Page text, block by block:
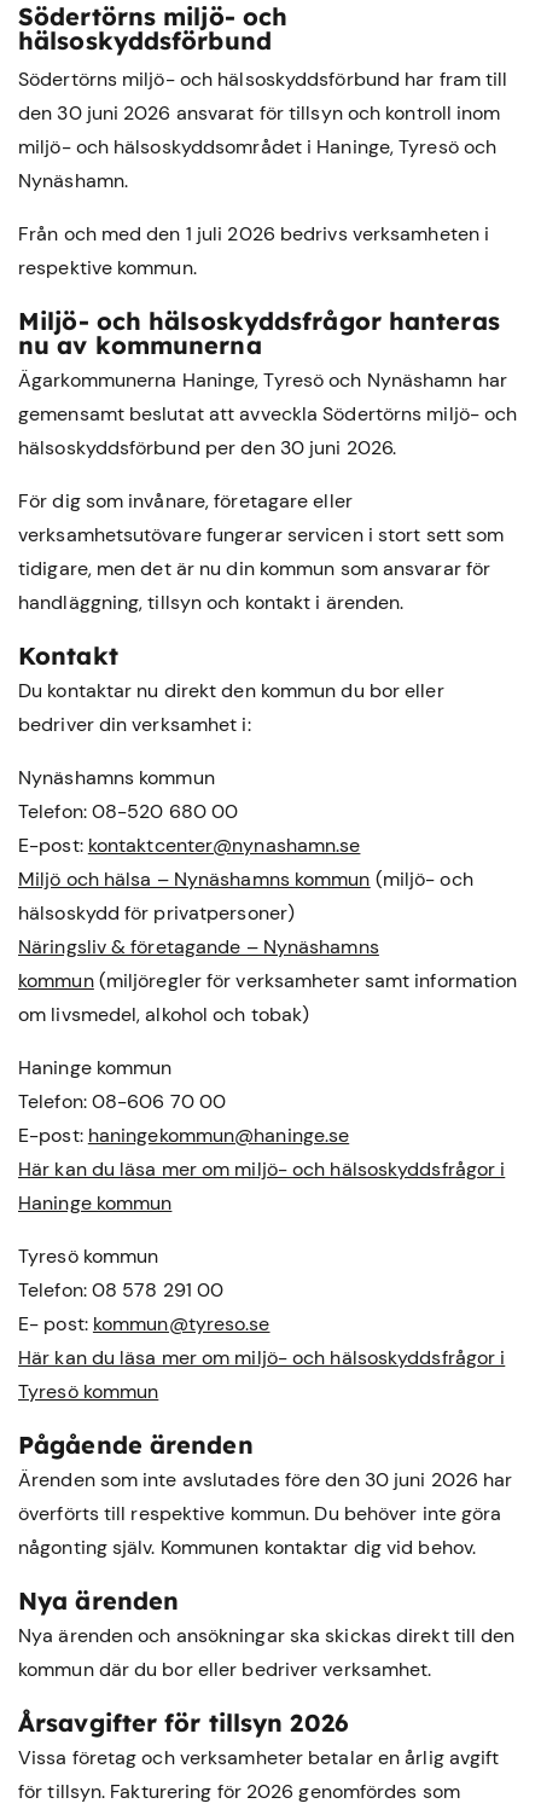
Södertörns miljö- och
hälsoskyddsförbund
Södertörns miljö- och hälsoskyddsförbund har fram till
den 30 juni 2026 ansvarat för tillsyn och kontroll inom
miljö- och hälsoskyddsområdet i Haninge,Tyresöoch
Nynäshamn.
Från och med den 1 juli 2026 bedrivs verksamheten i
respektive kommun.
Miljö- och hälsoskyddsfrågor hanteras
nu av kommunerna
Ägarkommunerna Haninge, Tyresö och Nynäshamn har
gemensamt beslutat att avveckla Södertörns miljö- och
hälsoskyddsförbund per den 30 juni 2026.
För dig som invånare, företagare eller
verksamhetsutövare fungerar servicen i stort sett som
tidigare, men det är nu din kommun som ansvarar för
handläggning, tillsyn och kontakt i ärenden.
Kontakt
Du kontaktar nu direkt den kommun du bor eller
bedriver din verksamhet i:
Nynäshamns kommun
Telefon: 08-520 680 00
E-post: kontaktcenter@nynashamn.se
Miljö och hälsa – Nynäshamns kommun (miljö- och
hälsoskydd för privatpersoner)
Näringsliv & företagande – Nynäshamns
kommun(miljöregler för verksamheter samt information
om livsmedel, alkohol och tobak)
Haninge kommun
Telefon: 08-606 70 00
E-post: haningekommun@haninge.se
Här kan du läsa mer om miljö- och hälsoskyddsfrågor i
Haninge kommun
Tyresö kommun
Telefon: 08 578 291 00
E- post: kommun@tyreso.se
Här kan du läsa mer om miljö- och hälsoskyddsfrågor i
Tyresö kommun
Pågående ärenden
Ärenden som inte avslutades före den 30 juni 2026 har
överförts till respektive kommun. Du behöver inte göra
någonting själv. Kommunen kontaktar dig vid behov.
Nya ärenden
Nya ärenden och ansökningar ska skickas direkt till den
kommun där du bor eller bedriver verksamhet.
Årsavgifter för tillsyn 2026
Vissa företag och verksamheter betalar en årlig avgift
för tillsyn. Fakturering för 2026 genomfördes som